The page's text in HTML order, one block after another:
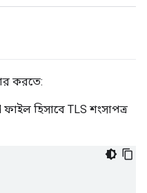
করতে:
হিসাবে TLS শংসাপত্র